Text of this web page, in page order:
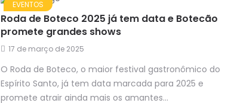
EVENTOS
Roda de Boteco 2025 já tem data e Botecão
promete grandes shows
17 de março de 2025
O Roda de Boteco, o maior festival gastronômico do
Espírito Santo, já tem data marcada para 2025 e
promete atrair ainda mais os amantes...